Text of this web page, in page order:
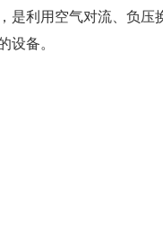
是利用空气对流、负
设备。